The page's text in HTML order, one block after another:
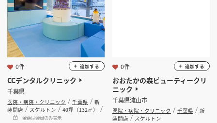
フリーワード
検索する
CCデンタルクリニック
千葉県
医院・病院・クリニック 千葉県
新
装開店
スケルトン 40坪（132㎡）
金額は会員のみ表示
0件 追加する
おおたかの森ビューティークリ
ニック
千葉県流山市
医院・病院・クリニック 千葉県
新
装開店
スケルトン
0件 追加する